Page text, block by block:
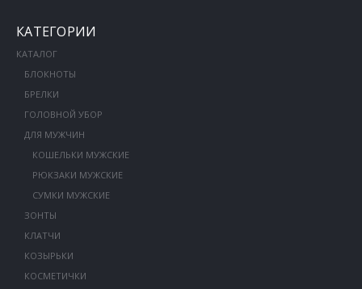
КАТЕГОРИИ
КАТАЛОГ
БЛОКНОТЫ
БРЕЛКИ
ГОЛОВНОЙ УБОР
ДЛЯ МУЖЧИН
КОШЕЛЬКИ МУЖСКИЕ
РЮКЗАКИ МУЖСКИЕ
СУМКИ МУЖСКИЕ
ЗОНТЫ
КЛАТЧИ
КОЗЫРЬКИ
КОСМЕТИЧКИ